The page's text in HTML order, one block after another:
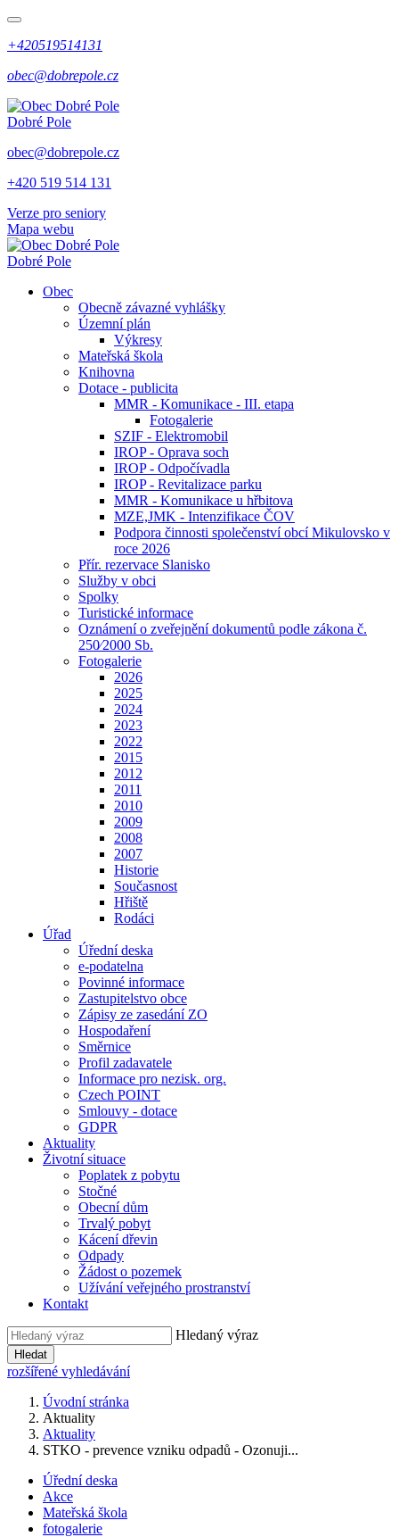
+420519514131
obec@dobrepole.cz
Dobré Pole
obec@dobrepole.cz
+420 519 514 131
Verze pro seniory
Mapa webu
Dobré Pole
Obec
Obecně závazné vyhlášky
Územní plán
Výkresy
Mateřská škola
Knihovna
Dotace - publicita
MMR - Komunikace - III. etapa
Fotogalerie
SZIF - Elektromobil
IROP - Oprava soch
IROP - Odpočívadla
IROP - Revitalizace parku
MMR - Komunikace u hřbitova
MZE,JMK - Intenzifikace ČOV
Podpora činnosti společenství obcí Mikulovsko v
roce 2026
Přír. rezervace Slanisko
Služby v obci
Spolky
Turistické informace
Oznámení o zveřejnění dokumentů podle zákona č.
250⁄2000 Sb.
Fotogalerie
2026
2025
2024
2023
2022
2015
2012
2011
2010
2009
2008
2007
Historie
Současnost
Hřiště
Rodáci
Úřad
Úřední deska
e-podatelna
Povinné informace
Zastupitelstvo obce
Zápisy ze zasedání ZO
Hospodaření
Směrnice
Profil zadavatele
Informace pro nezisk. org.
Czech POINT
Smlouvy - dotace
GDPR
Aktuality
Životní situace
Poplatek z pobytu
Stočné
Obecní dům
Trvalý pobyt
Kácení dřevin
Odpady
Žádost o pozemek
Užívání veřejného prostranství
Kontakt
Hledaný výraz
Hledat
rozšířené vyhledávání
Úvodní stránka
Aktuality
Aktuality
STKO - prevence vzniku odpadů - Ozonuji...
Úřední deska
Akce
Mateřská škola
fotogalerie